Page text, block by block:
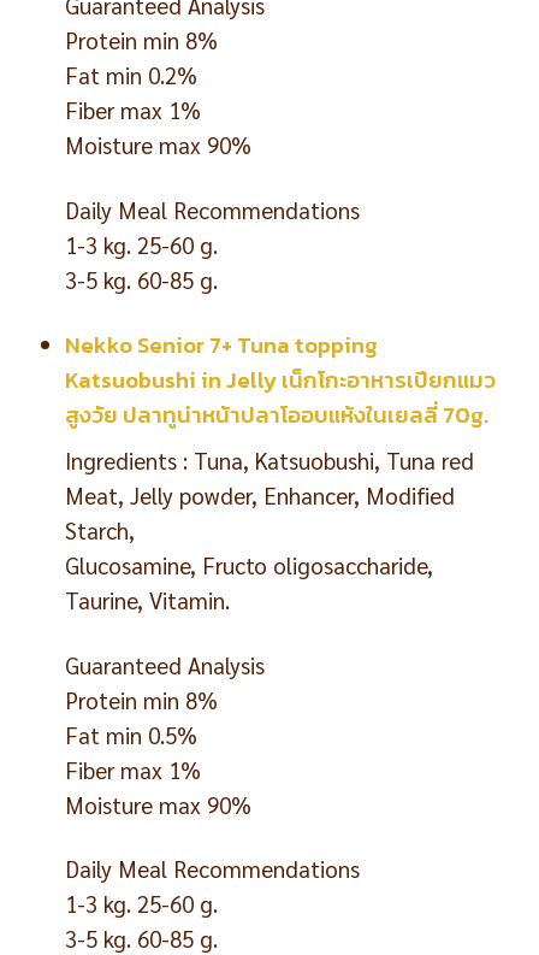
Protein min 8%
Fat min 0.2%
Fiber max 1%
Moisture max 90%
Daily Meal Recommendations
1-3 kg. 25-60 g.
3-5 kg. 60-85 g.
Nekko Senior 7+ Tuna topping
Katsuobushi in Jelly เน็กโกะอาหารเปียกแมว
สูงวัย ปลาทูน่าหน้าปลาโออบแห้งในเยลลี่ 70g.
Ingredients : Tuna, Katsuobushi, Tuna red
Meat, Jelly powder, Enhancer, Modified
Starch,
Glucosamine, Fructo oligosaccharide,
Taurine, Vitamin.
Guaranteed Analysis
Protein min 8%
Fat min 0.5%
Fiber max 1%
Moisture max 90%
Daily Meal Recommendations
1-3 kg. 25-60 g.
3-5 kg. 60-85 g.